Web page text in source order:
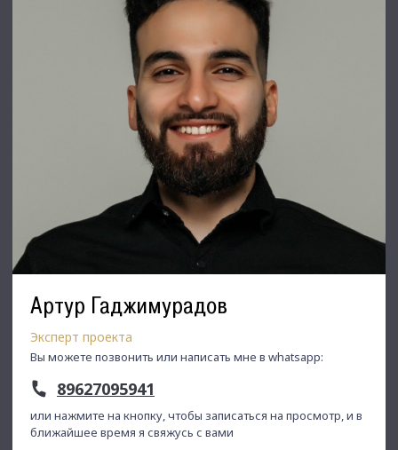
Артур Гаджимурадов
Эксперт проекта
Вы можете позвонить или написать мне в whatsapp:
89627095941
или нажмите на кнопку, чтобы записаться на просмотр, и в
ближайшее время я свяжусь с вами
⭐ Добавьте объявление в Избранное, чтобы не потерять!
С Уважением, Максим Уваров.
Недвижимость Северо-Запада.